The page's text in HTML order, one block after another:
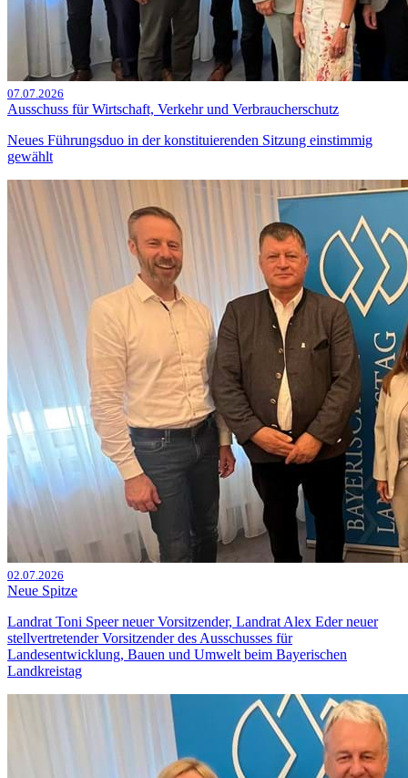
07.07.2026
Ausschuss für Wirtschaft, Verkehr und Verbraucherschutz
Neues Führungsduo in der konstituierenden Sitzung einstimmig
gewählt
02.07.2026
Neue Spitze
Landrat Toni Speer neuer Vorsitzender, Landrat Alex Eder neuer
stellvertretender Vorsitzender des Ausschusses für
Landesentwicklung, Bauen und Umwelt beim Bayerischen
Landkreistag